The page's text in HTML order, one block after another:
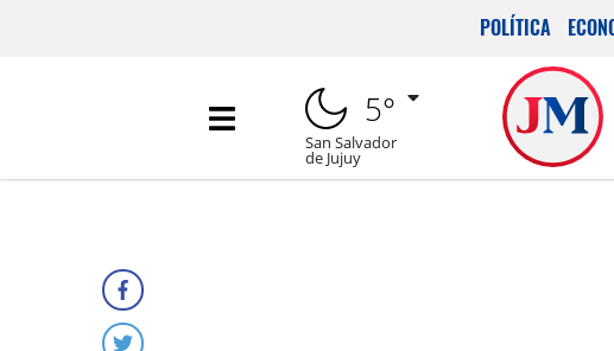
POLÍTICA
5°
San Salvador
de Jujuy